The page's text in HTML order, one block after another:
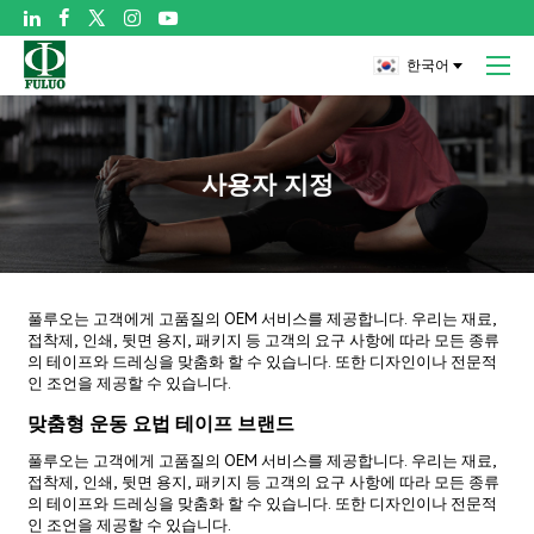

한국어
사용자 지정
풀루오는 고객에게 고품질의 OEM 서비스를 제공합니다. 우리는 재료,
접착제, 인쇄, 뒷면 용지, 패키지 등 고객의 요구 사항에 따라 모든 종류
의 테이프와 드레싱을 맞춤화 할 수 있습니다. 또한 디자인이나 전문적
인 조언을 제공할 수 있습니다.
맞춤형 운동 요법 테이프 브랜드
풀루오는 고객에게 고품질의 OEM 서비스를 제공합니다. 우리는 재료,
접착제, 인쇄, 뒷면 용지, 패키지 등 고객의 요구 사항에 따라 모든 종류
의 테이프와 드레싱을 맞춤화 할 수 있습니다. 또한 디자인이나 전문적
인 조언을 제공할 수 있습니다.